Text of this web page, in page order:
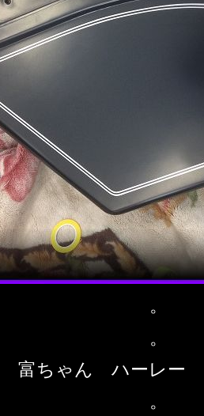
。
。
富ちゃん ハーレー
。